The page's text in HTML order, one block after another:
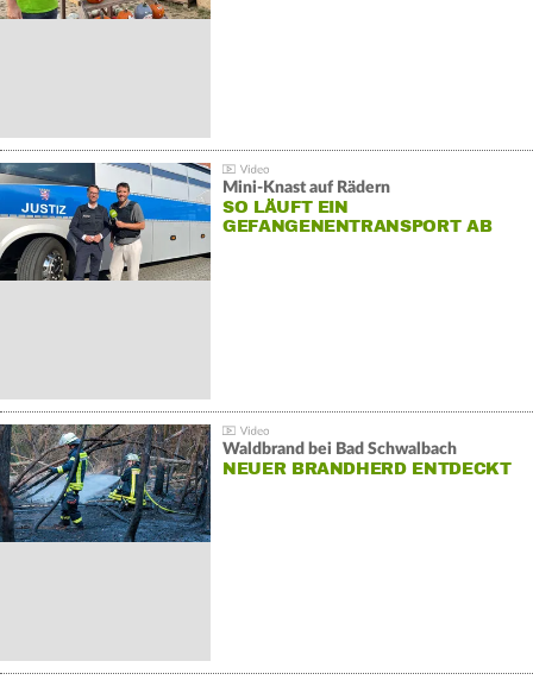
Mini-Knast auf Rädern
SO LÄUFT EIN
GEFANGENENTRANSPORT AB
Waldbrand bei Bad Schwalbach
NEUER BRANDHERD ENTDECKT